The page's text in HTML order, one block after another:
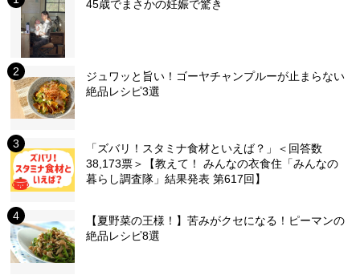
45歳でまさかの妊娠で驚き
ジュワッと旨い！ゴーヤチャンプルーが止まらない
絶品レシピ3選
「ズバリ！スタミナ食材といえば？」＜回答数
38,173票＞【教えて！ みんなの衣食住「みんなの
暮らし調査隊」結果発表 第617回】
【夏野菜の王様！】苦みがクセになる！ピーマンの
絶品レシピ8選